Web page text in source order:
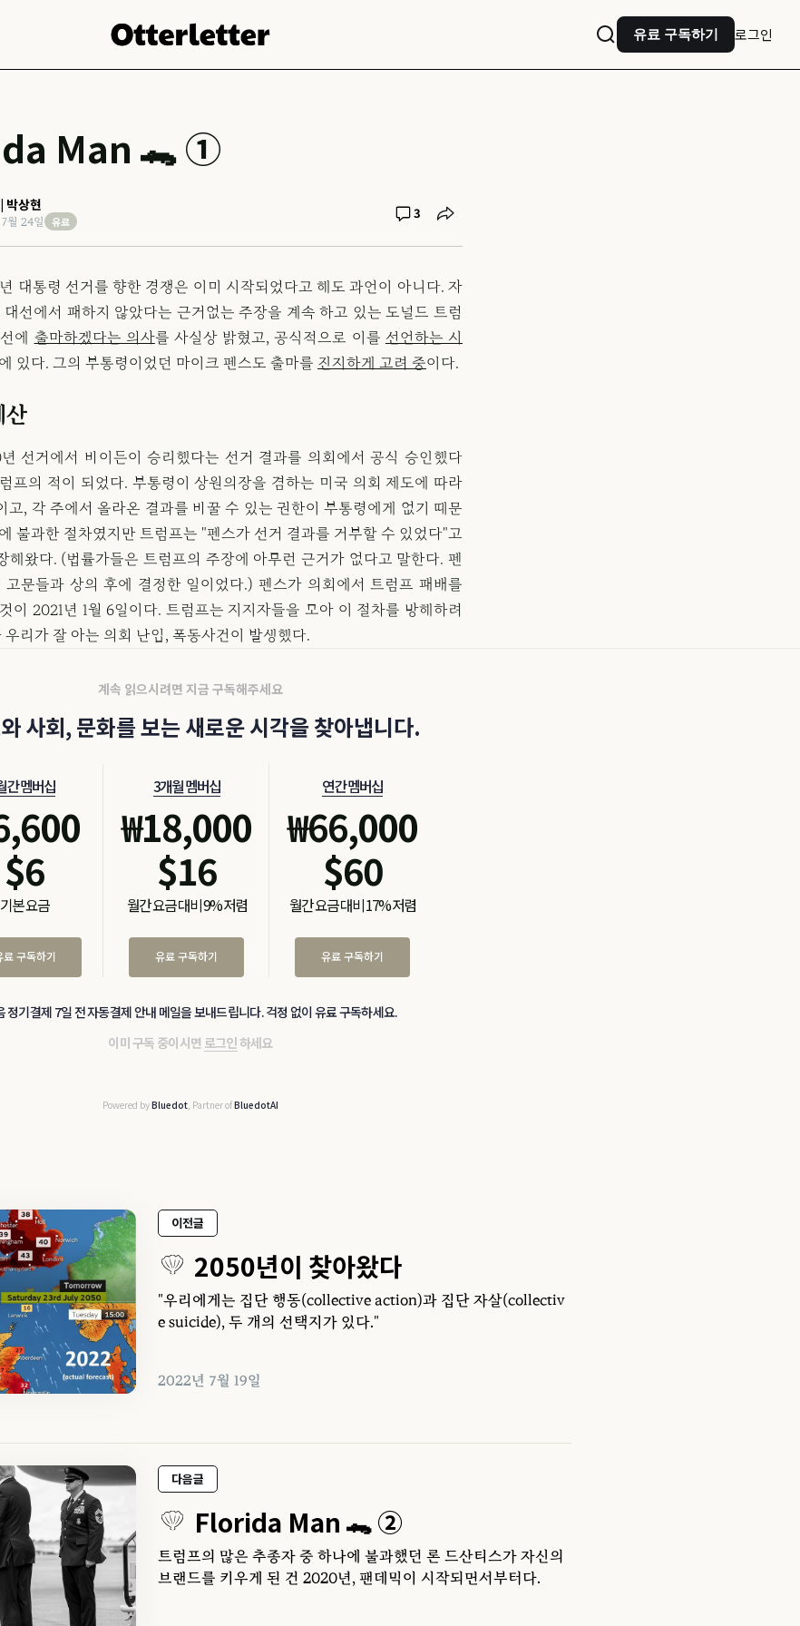
유료 구독하기 로그인
Man 🐊 ①
박상현
월 24일 유료 3
대통령 선거를 향한 경쟁은 이미 시작되었다고 해도 과언이 아니다. 자
선에서 패하지 않았다는 근거없는 주장을 계속 하고 있는 도널드 트럼
에 출마하겠다는 의사를 사실상 밝혔고, 공식적으로 이를 선언하는 시
있다. 그의 부통령이었던 마이크 펜스도 출마를 진지하게 고려 중이다.
산
선거에서 바이든이 승리했다는 선거 결과를 의회에서 공식 승인했다
프의 적이 되었다. 부통령이 상원의장을 겸하는 미국 의회 제도에 따라
고, 각 주에서 올라온 결과를 바꿀 수 있는 권한이 부통령에게 없기 때문
불과한 절차였지만 트럼프는 "펜스가 선거 결과를 거부할 수 있었다"고
해왔다. (법률가들은 트럼프의 주장에 아무런 근거가 없다고 말한다. 펜
고문들과 상의 후에 결정한 일이었다.) 펜스가 의회에서 트럼프 패배를
이 2021년 1월 6일이다. 트럼프는 지지자들을 모아 이 절차를 방해하려
우리가 잘 아는 의회 난입, 폭동사건이 발생했다.
계속 읽으시려면 지금 구독해주세요
사회, 문화를 보는 새로운 시각을 찾아냅니다.
간 멤버십
$6
기본 요금
료 구독하기
3개월 멤버십
₩18,000
$16
월간 요금 대비 9% 저렴
유료 구독하기
연간 멤버십
₩66,000
$60
월간 요금 대비 17% 저렴
유료 구독하기
정기결제 7일 전 자동결제 안내 메일을 보내드립니다. 걱정 없이 유료 구독하세요.
이미 구독 중이시면 로그인 하세요
Powered byBluedot, Partner ofBluedotAI
이전글
2050년이 찾아왔다
"우리에게는 집단 행동(collective action)과 집단 자살(collectiv
e suicide), 두 개의 선택지가 있다."
2022년 7월 19일
다음글
Florida Man 🐊 ②
트럼프의 많은 추종자 중 하나에 불과했던 론 드산티스가 자신의
브랜드를 키우게 된 건 2020년, 팬데믹이 시작되면서부터다.